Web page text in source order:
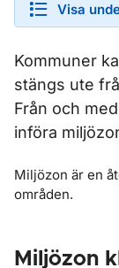
Visa
Kommuner
stängs ute
Från och
införa
Miljözon är en
områden.
Miljözon